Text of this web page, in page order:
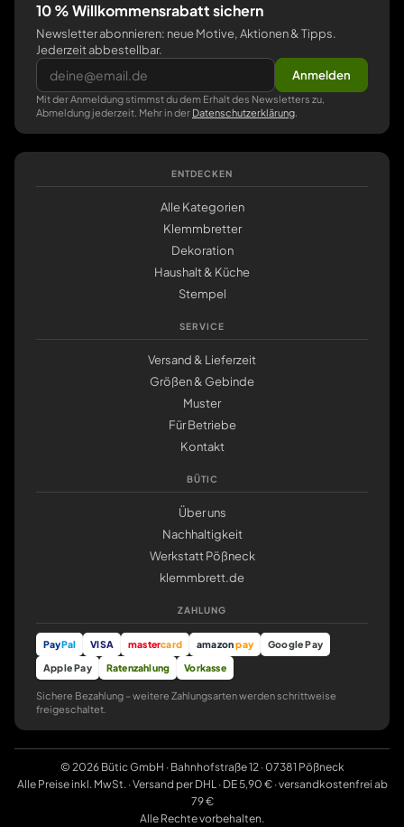
10 % Willkommensrabatt sichern
Newsletter abonnieren: neue Motive, Aktionen & Tipps.
Jederzeit abbestellbar.
Anmelden
Mit der Anmeldung stimmst du dem Erhalt des Newsletters zu,
Abmeldung jederzeit. Mehr in der Datenschutzerklärung
ENTDECKEN
Alle Kategorien
Klemmbretter
Dekoration
Haushalt & Küche
Stempel
SERVICE
Versand & Lieferzeit
Größen & Gebinde
Muster
Für Betriebe
Kontakt
BÜTIC
Über uns
Nachhaltigkeit
Werkstatt Pößneck
klemmbrett.de
ZAHLUNG
PayPal VISA mastercard amazonpay
Google Pay
Apple Pay
Ratenzahlung Vorkasse
Sichere Bezahlung – weitere Zahlungsarten werden schrittweise
freigeschaltet.
© 2026 Bütic GmbH · Bahnhofstraße 12 · 07381 Pößneck
Alle Preise inkl. MwSt. · Versand per DHL · DE 5,90 € · versandkostenfrei ab
79 €
Alle Rechte vorbehalten.